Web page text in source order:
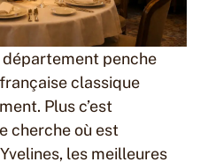
département penche
classique
Plus c’est
cherche où est
les meilleures